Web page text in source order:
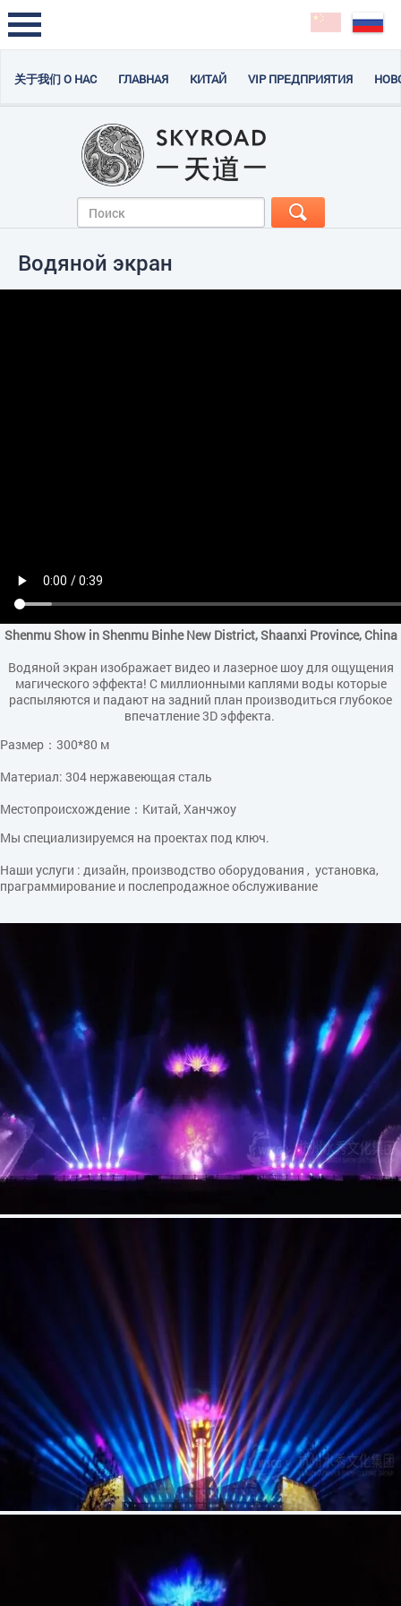
关于我们 О НАС ГЛАВНАЯ КИТАЙ VIP ПРЕДПРИЯТИЯ
Водяной экран
Shenmu Show in Shenmu Binhe New District, Shaanxi Province, China
Водяной экран изображает видео и лазерное шоу для ощущения
магического эффекта! С миллионными каплями воды которые
распыляются и падают на задний план производиться глубокое
впечатление 3D эффекта.
Размер：300*80 м
Материал: 304 нержавеющая сталь
Местопроисхождение：Китай, Ханчжоу
Мы специализируемся на проектах под ключ.
Наши услуги : дизайн, производство оборудования , установка,
праграммирование и послепродажное обслуживание